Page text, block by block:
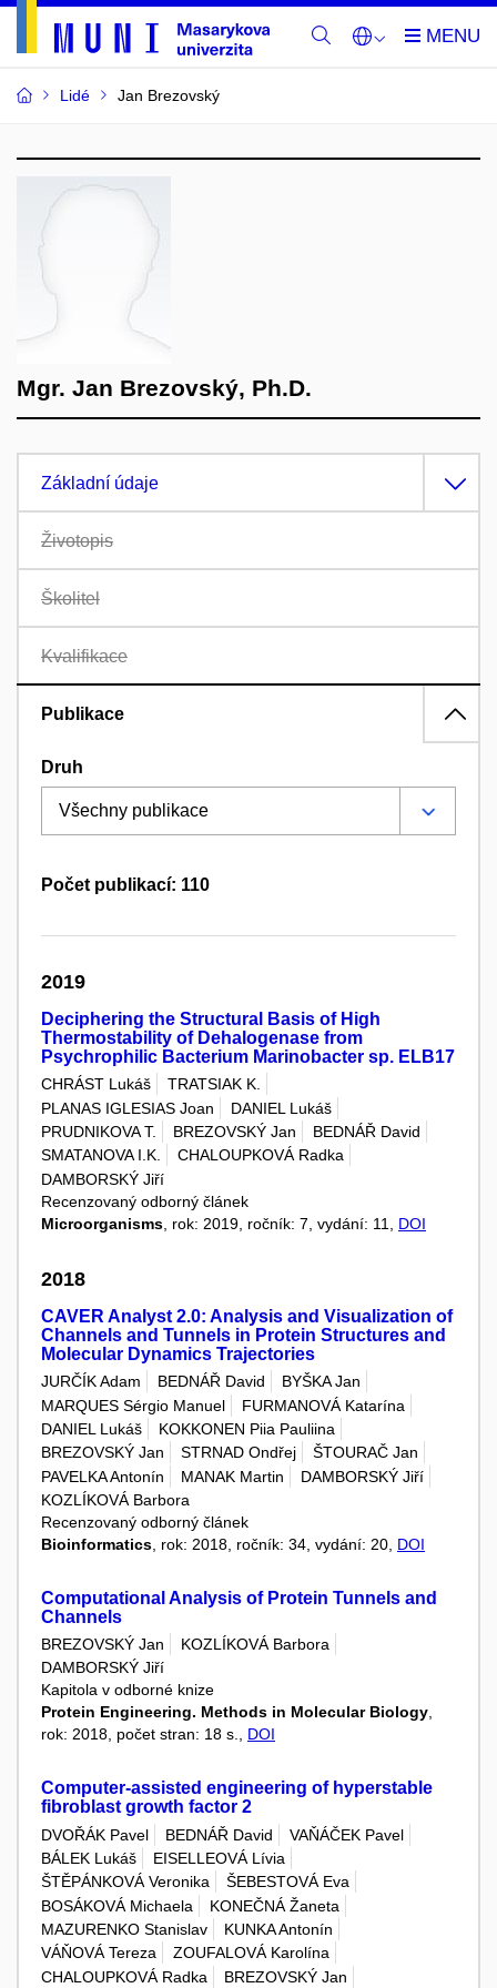
Lidé Jan Brezovský
Mgr. Jan Brezovský, Ph.D.
Základní údaje
Životopis
Školitel
Kvalifikace
Publikace
Druh
Počet publikací: 110
2019
Deciphering the Structural Basis of High
Thermostability of Dehalogenase from
Psychrophilic Bacterium Marinobacter sp. ELB17
CHRÁST Lukáš
TRATSIAK K.
PLANAS IGLESIAS Joan
DANIEL Lukáš
PRUDNIKOVA T.
BREZOVSKÝ Jan
BEDNÁŘ David
SMATANOVA I.K.
CHALOUPKOVÁ Radka
DAMBORSKÝ Jiří
Recenzovaný odborný článek
Microorganisms , rok: 2019, ročník: 7, vydání: 11, DOI
2018
CAVER Analyst 2.0: Analysis and Visualization of
Channels and Tunnels in Protein Structures and
Molecular Dynamics Trajectories
JURČÍK Adam BEDNÁŘ David
BYŠKA Jan
MARQUES Sérgio Manuel
FURMANOVÁ Katarína
DANIEL Lukáš
KOKKONEN Piia Pauliina
BREZOVSKÝ Jan
STRNAD Ondřej
ŠTOURAČ Jan
PAVELKA Antonín
MANAK Martin
DAMBORSKÝ Jiří
KOZLÍKOVÁ Barbora
Recenzovaný odborný článek
Bioinformatics , rok: 2018, ročník: 34, vydání: 20, DOI
Computational Analysis of Protein Tunnels and
Channels
BREZOVSKÝ Jan
KOZLÍKOVÁ Barbora
DAMBORSKÝ Jiří
Kapitola v odborné knize
Protein Engineering. Methods in Molecular Biology,
rok: 2018, počet stran: 18 s., DOI
Computer-assisted engineering of hyperstable
fibroblast growth factor 2
DVOŘÁK Pavel BEDNÁŘ David
VAŇÁČEK Pavel
BÁLEK Lukáš
EISELLEOVÁ Lívia
ŠTĚPÁNKOVÁ Veronika
ŠEBESTOVÁ Eva
BOSÁKOVÁ Michaela
KONEČNÁ Žaneta
MAZURENKO Stanislav
KUNKA Antonín
VÁŇOVÁ Tereza
ZOUFALOVÁ Karolína
CHALOUPKOVÁ Radka
BREZOVSKÝ Jan